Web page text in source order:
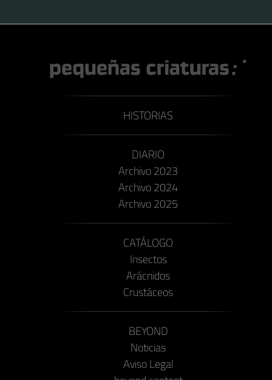
HISTORIAS
DIARIO
Archivo 2023
Archivo 2024
Archivo 2025
CATÁLOGO
Insectos
Arácnidos
Crustáceos
BEYOND
Noticias
Aviso Legal